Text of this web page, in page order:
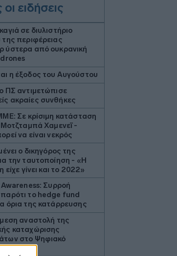
ειδήσεις
σε διυλιστήριο
της περιφέρειας
ύστερα από ουκρανική
η έξοδος του Αυγούστου
ΠΣ αντιμετώπισε
ακραίες συνθήκες
Σε κρίσιμη κατάσταση
Μοτζταμπά Χαμενεΐ -
να είναι νεκρός
ο δικηγόρος της
την ταυτοποίηση - «Η
είχε γίνει και το 2022»
Συρροή
το hedge fund
όρια της κατάρρευσης
αναστολή της
καταχώρισης
στο Ψηφιακό